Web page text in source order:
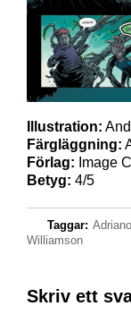
Illustration:
Färgläggning:
Förlag: Image
Betyg: 4/5
Taggar:
Williamson
Skriv ett